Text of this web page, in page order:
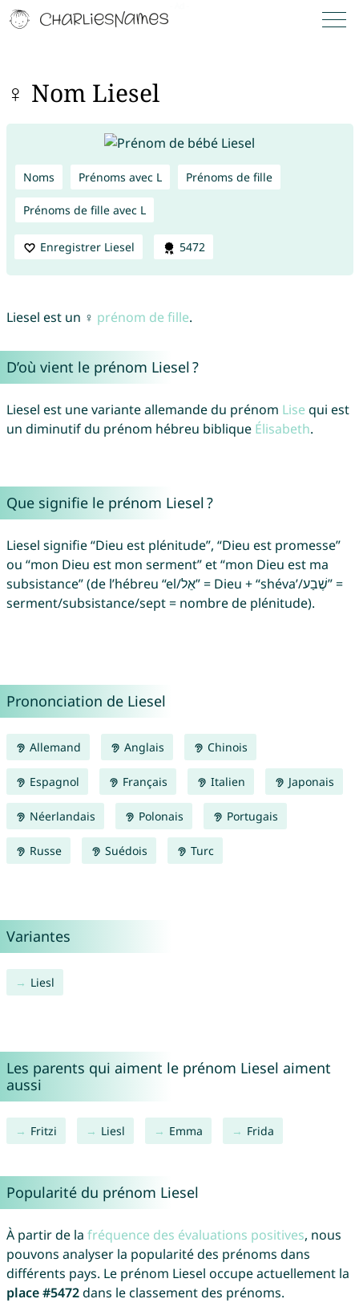
♀ Nom Liesel
Noms Prénoms avec L Prénoms de fille
Prénoms de fille avec L
Enregistrer Liesel 5472
Liesel est un ♀ prénom de fille.
D’où vient le prénom Liesel ?
Liesel est une variante allemande du prénom Lise qui est
un diminutif du prénom hébreu biblique Élisabeth.
Que signifie le prénom Liesel ?
Liesel signifie “Dieu est plénitude”, “Dieu est promesse”
ou “mon Dieu est mon serment” et “mon Dieu est ma
subsistance” (de l’hébreu “el/אֵל” = Dieu + “shéva’/שֶׁבַע” =
serment/subsistance/sept = nombre de plénitude).
Prononciation de Liesel
Allemand Anglais Chinois
Espagnol Français Italien Japonais
Néerlandais Polonais Portugais
Russe Suédois Turc
Variantes
Liesl
Les parents qui aiment le prénom Liesel aiment
aussi
Fritzi Liesl Emma Frida
Popularité du prénom Liesel
À partir de la fréquence des évaluations positives, nous
pouvons analyser la popularité des prénoms dans
différents pays. Le prénom Liesel occupe actuellement la
place #5472dans le classement des prénoms.